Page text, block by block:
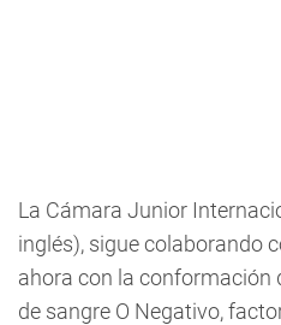
La Cámara Junior
inglés), sigue colaborando
ahora con la conformación
de sangre O Negativo,